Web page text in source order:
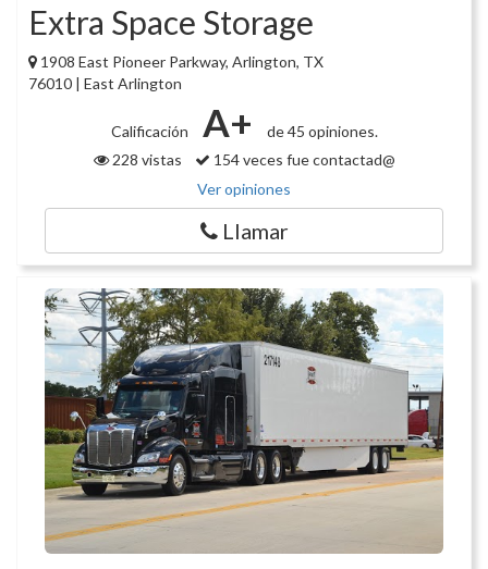
Extra Space Storage
1908 East Pioneer Parkway, Arlington, TX
76010 | East Arlington
Calificación A+
de 45 opiniones.
228 vistas
154 veces fue contactad@
Ver opiniones
Llamar